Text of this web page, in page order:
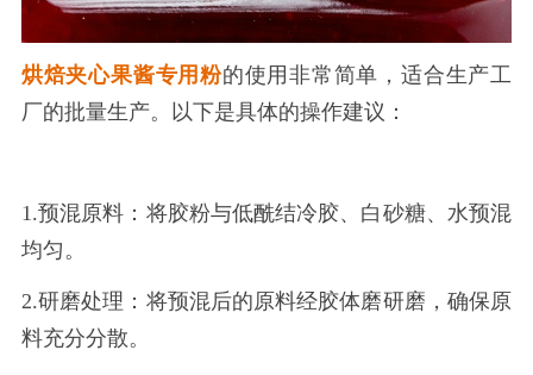
烘焙夹心果酱专用粉的使用非常简单，适合生产工
厂的批量生产。以下是具体的操作建议：
1.预混原料：将胶粉与低酰结冷胶、白砂糖、水预混
均匀。
2.研磨处理：将预混后的原料经胶体磨研磨，确保原
料充分分散。